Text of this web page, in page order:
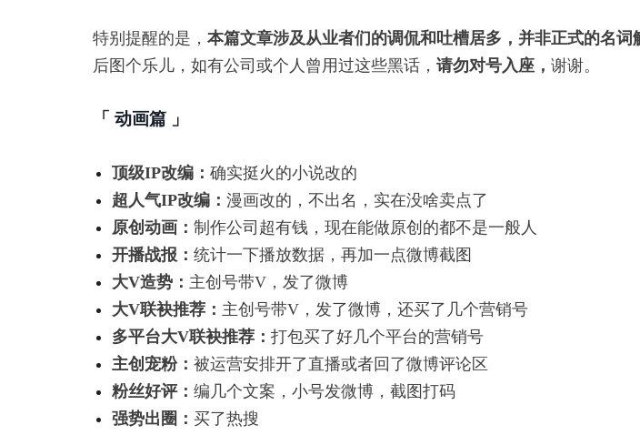
特别提醒的是， 本篇文章涉及从业者们的调侃和吐槽居多，并非正式的名词
后图个乐儿，如有公司或个人曾用过这些黑话， 请勿对号入座， 谢谢。
「 动画篇 」
顶级IP改编： 确实挺火的小说改的
超人气IP改编： 漫画改的，不出名，实在没啥卖点了
原创动画： 制作公司超有钱，现在能做原创的都不是一般人
开播战报： 统计一下播放数据，再加一点微博截图
大V造势： 主创号带V，发了微博
大V联袂推荐： 主创号带V，发了微博，还买了几个营销号
多平台大V联袂推荐： 打包买了好几个平台的营销号
主创宠粉： 被运营安排开了直播或者回了微博评论区
粉丝好评： 编几个文案，小号发微博，截图打码
强势出圈： 买了热搜